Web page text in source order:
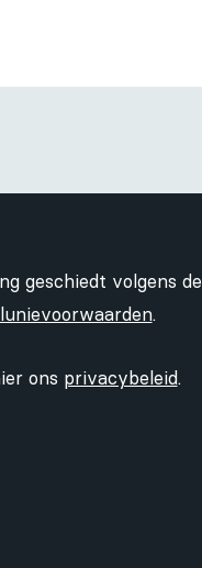
geschiedt volgens de
.
ons privacybeleid.